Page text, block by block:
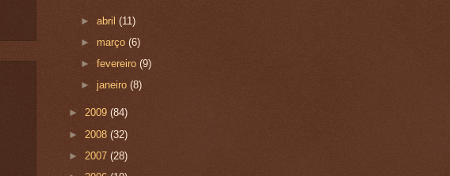
►abril(11)
►março(6)
►fevereiro(9)
►janeiro(8)
► 2009 (84)
► 2008 (32)
► 2007 (28)